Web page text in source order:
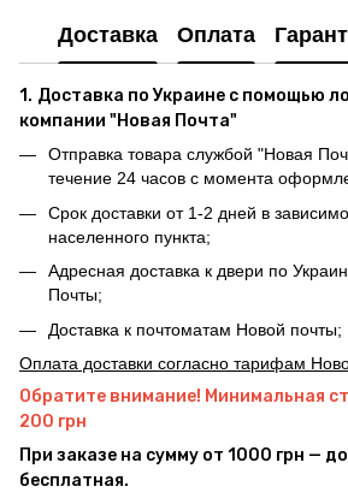
Доставка Оплата
1. Доставка по Украине с помощью
компании "Новая Почта"
Отправка товара службой "Новая
течение 24 часов с момента
Срок доставки от 1-2 дней в
населенного пункта;
Адресная доставка к двери по
Почты;
Доставка к почтоматам Новой почты;
Оплата доставки согласно тарифам
Обратите внимание! Минимальная
200 грн
При заказе на сумму от 1000 грн —
бесплатная.